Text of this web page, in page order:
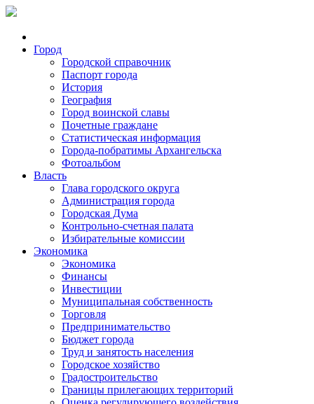
Город
Городской справочник
Паспорт города
История
География
Город воинской славы
Почетные граждане
Статистическая информация
Города-побратимы Архангельска
Фотоальбом
Власть
Глава городского округа
Администрация города
Городская Дума
Контрольно-счетная палата
Избирательные комиссии
Экономика
Экономика
Финансы
Инвестиции
Муниципальная собственность
Торговля
Предпринимательство
Бюджет города
Труд и занятость населения
Городское хозяйство
Градостроительство
Границы прилегающих территорий